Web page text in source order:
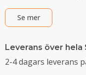
Se mer
Leverans över hela
2-4 dagars leverans